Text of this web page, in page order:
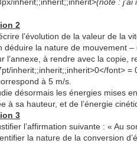
2
l’évolution de la valeur de la
déduire la nature de mouvement
l’annexe, à rendre avec la copie,
inherit;;inherit;;inherit>0</font> =
à 5 m/s.
désormais les énergies mises
à sa hauteur, et de l’énergie
3
l’affirmation suivante : « Au
la nature de la conversion